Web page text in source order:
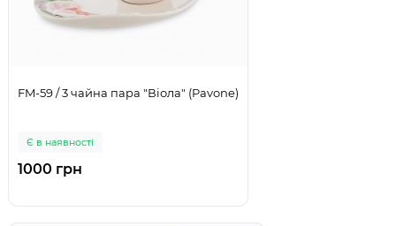
FM-59 / 3 чайна пара "Віола" (Pavone)
Є в наявності
1000 грн